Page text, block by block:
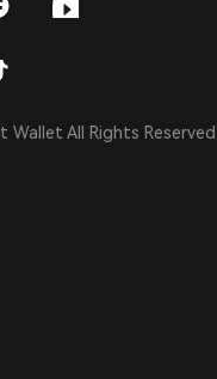
All Rights Reserved